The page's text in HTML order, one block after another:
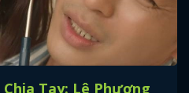
Tay: Lê Phương